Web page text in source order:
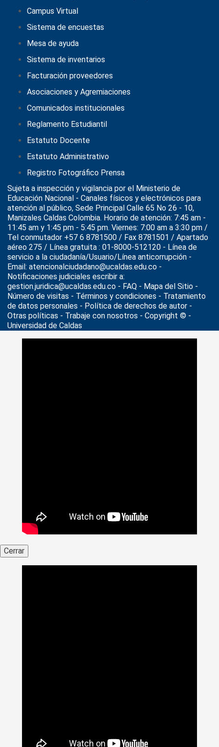
Noticias>Ucaldas Acreditada>Está abierta la
Campus Virtual
Sistema de encuestas
Mesa de ayuda
Sistema de inventarios
Facturación proveedores
Asociaciones y Agremiaciones
Comunicados institucionales
Reglamento Estudiantil
Estatuto Docente
Estatuto Administrativo
Registro Fotográfico Prensa
Sujeta a inspección y vigilancia por el Ministerio de
Educación Nacional - Canales físicos y electrónicos para
atención al público, Sede Principal Calle 65 No 26 - 10,
Manizales Caldas Colombia. Horario de atención: 7:45 am -
11:45 am y 1:45 pm - 5:45 pm. Viernes: 7:00 am a 3:30 pm /
Tel conmutador +57 6 8781500 / Fax 8781501 / Apartado
aéreo 275 / Línea gratuita : 01-8000-512120 - Línea de
servicio a la ciudadanía/Usuario/Línea anticorrupción -
Email: atencionalciudadano@ucaldas.edu.co -
Notificaciones judiciales escribir a:
gestion.juridica@ucaldas.edu.co - FAQ - Mapa del Sitio -
Número de visitas - Términos y condiciones - Tratamiento
de datos personales - Política de derechos de autor -
Otras políticas - Trabaje con nosotros - Copyright © -
Universidad de Caldas
Cerrar